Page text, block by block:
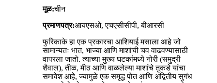
मूळ:चीन
प्रमाणपत्र:आयएसओ, एचएसीसीपी, बीआरसी
फुरिकाके हा एक प्रकारचा आशियाई मसाला आहे जो
सामान्यतः भात, भाज्या आणि माशांची चव वाढवण्यासाठी
वापरला जातो. त्याच्या मुख्य घटकांमध्ये नोरी (समुद्री
शैवाल), तीळ, मीठ आणि वाळलेल्या माशांचे तुकडे यांचा
समावेश आहे, ज्यामुळे एक समृद्ध पोत आणि अद्वितीय सुगंध